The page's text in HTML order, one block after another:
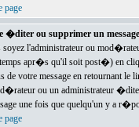
page
�diter ou supprimer un
l'administrateur ou
apr�s qu'il soit post�) en
de votre message en retournant
ou un administrateur �dite
une fois que quelqu'un y a
page